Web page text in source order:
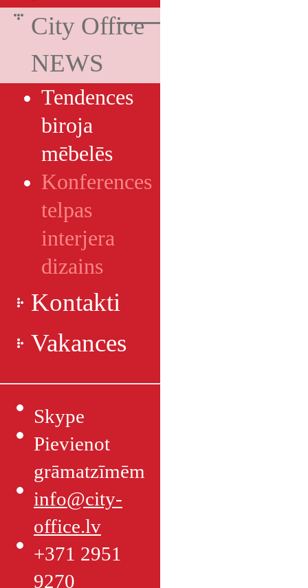
City Office
NEWS
Tendences
biroja
mēbelēs
Konferences
telpas
interjera
dizains
Kontakti
Vakances
Skype
Pievienot
grāmatzīmēm
info@city-
office.lv
+371 2951
9270